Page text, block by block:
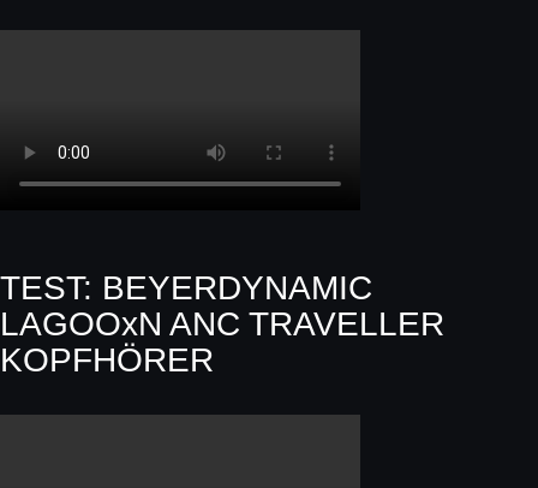
TEST: BEYERDYNAMIC
LAGOOxN ANC TRAVELLER
KOPFHÖRER